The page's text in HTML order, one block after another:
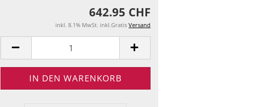
642.95 CHF
inkl. 8.1% MwSt. inkl.Gratis Versand